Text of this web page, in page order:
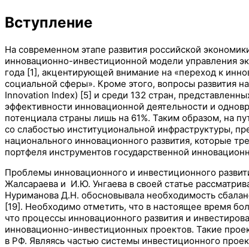
Вступление
На современном этапе развития российской
инновационно-инвестиционной модели управления
года [1], акцентирующей внимание на «переход к
социальной сферы». Кроме этого, вопросы развития
Innovation Index) [5] и среди 132 стран,
эффективности инновационной деятельности и
потенциала страны лишь на 61%. Таким образом, на
со слабостью институциональной инфраструктуры,
национального инновационного развития, которые
портфеля инструментов государственной
Проблемы инновационного и инвестиционного
Жалсараева и И.Ю. Унгаева в своей статье
Нуриманова Д.Н. обосновывала необходимость
[19]. Необходимо отметить, что в настоящее время
что процессы инновационного развития и
инновационно-инвестиционных проектов. Такие
в РФ. Являясь частью системы инвестиционного